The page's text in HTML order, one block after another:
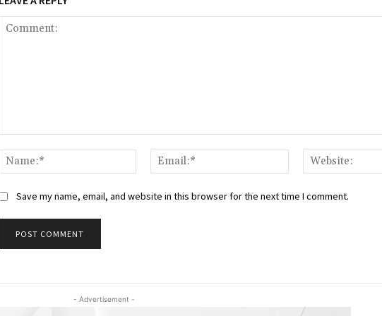
Name:*
Email:*
Save my name, email, and website in this browser for the next time I comment.
- Advertisement -